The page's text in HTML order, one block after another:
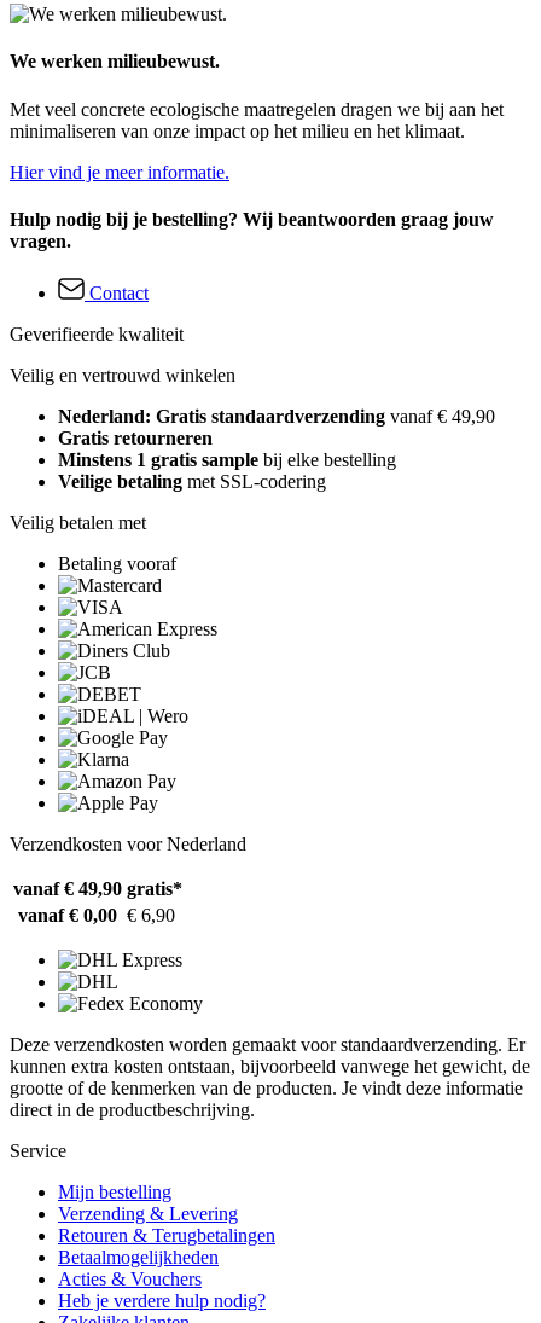
We werken milieubewust.
Met veel concrete ecologische maatregelen dragen we bij aan het
minimaliseren van onze impact op het milieu en het klimaat.
Hier vind je meer informatie.
Hulp nodig bij je bestelling? Wij beantwoorden graag jouw
vragen.
Contact
Geverifieerde kwaliteit
Veilig en vertrouwd winkelen
Nederland: Gratis standaardverzending vanaf € 49,90
Gratis retourneren
Minstens 1 gratis sample bij elke bestelling
Veilige betaling met SSL-codering
Veilig betalen met
Betaling vooraf
Verzendkosten voor Nederland
vanaf € 49,90 gratis*
vanaf € 0,00 € 6,90
Deze verzendkosten worden gemaakt voor standaardverzending. Er
kunnen extra kosten ontstaan, bijvoorbeeld vanwege het gewicht, de
grootte of de kenmerken van de producten. Je vindt deze informatie
direct in de productbeschrijving.
Service
Mijn bestelling
Verzending & Levering
Retouren & Terugbetalingen
Betaalmogelijkheden
Acties & Vouchers
Heb je verdere hulp nodig?